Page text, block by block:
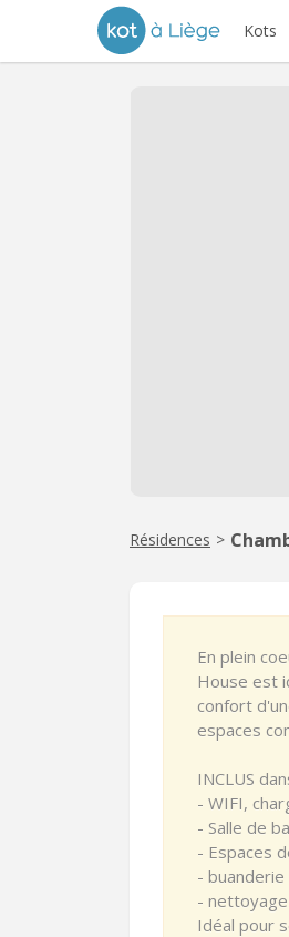
Kots
Résidences >
En plein
House est
confort
espaces
INCLUS
- WIFI,
- Salle de
- Espaces
-
-
Idéal pour